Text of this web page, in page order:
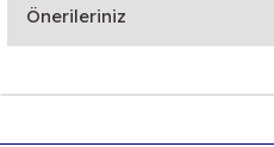
Önerileriniz